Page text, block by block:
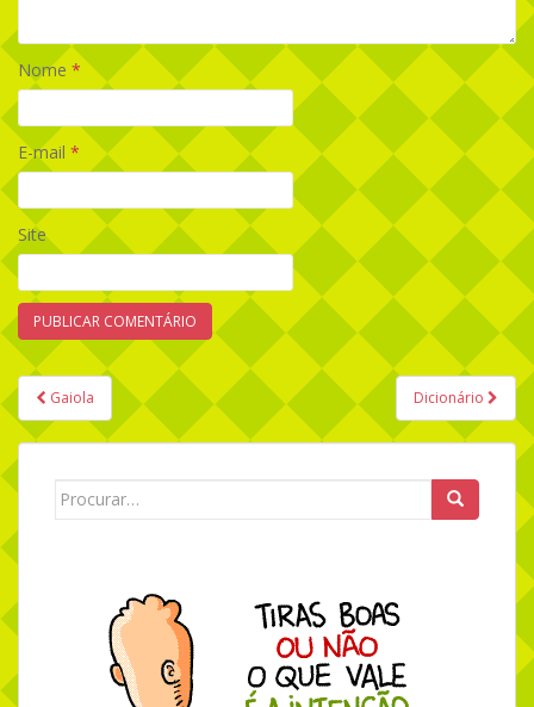
Nome *
E-mail *
Site
Navegação de Post
Gaiola Dicionário
Search for: